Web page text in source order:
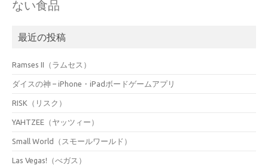
ない食品
最近の投稿
Ramses II（ラムセス）
ダイスの神 – iPhone・iPadボードゲームアプリ
RISK（リスク）
YAHTZEE（ヤッツィー）
Small World（スモールワールド）
Las Vegas!（べガス）